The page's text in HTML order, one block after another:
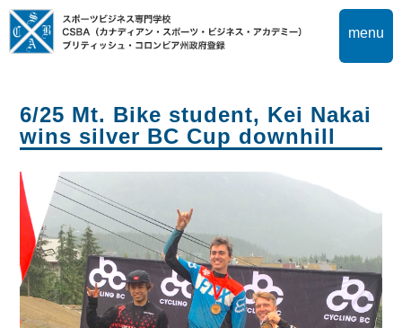
menu
6/25 Mt. Bike student, Kei Nakai
wins silver BC Cup downhill